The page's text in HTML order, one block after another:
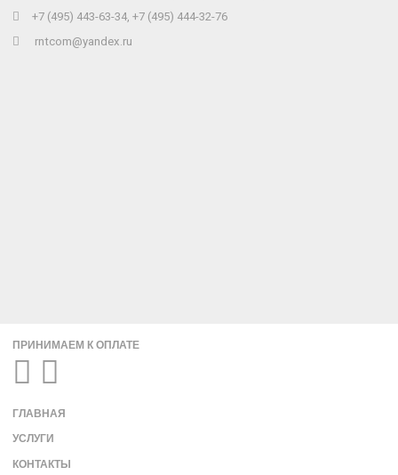
+7 (495) 443-63-34, +7 (495) 444-32-76
rntcom@yandex.ru
ПРИНИМАЕМ К ОПЛАТЕ
ГЛАВНАЯ
УСЛУГИ
КОНТАКТЫ